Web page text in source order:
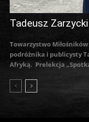
Tadeusz
Towarzystwo
podróżnika i publicysty
Afryką. Prelekcja